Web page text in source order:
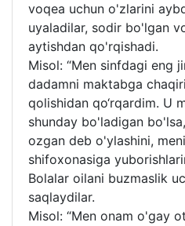
voqea uchun o'zlarini
uyaladilar, sodir bo'lgan
aytishdan qo'rqishadi.
Misol: “Men sinfdagi eng
dadamni maktabga
qolishidan qo‘rqardim. U
shunday bo'ladigan
ozgan deb o'ylashini,
shifoxonasiga
Bolalar oilani buzmaslik
saqlaydilar.
Misol: “Men onam o'gay